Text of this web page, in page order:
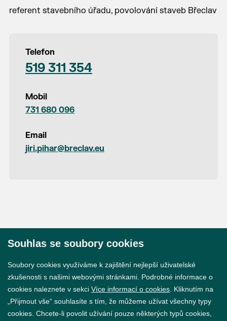
referent stavebního úřadu, povolování staveb Břeclav
Telefon
519 311 354
Mobil
731 680 096
Email
jiri.pihar@breclav.eu
Souhlas se soubory cookies
Soubory cookies využíváme k zajištění nejlepší uživatelské
zkušenosti s našimi webovými stránkami. Podrobné informace o
cookies naleznete v sekci Více informací o cookies . Kliknutím na
„Přijmout vše“ souhlasíte s tím, že můžeme užívat všechny typy
cookies. Chcete-li povolit užívání pouze některých typů cookies,